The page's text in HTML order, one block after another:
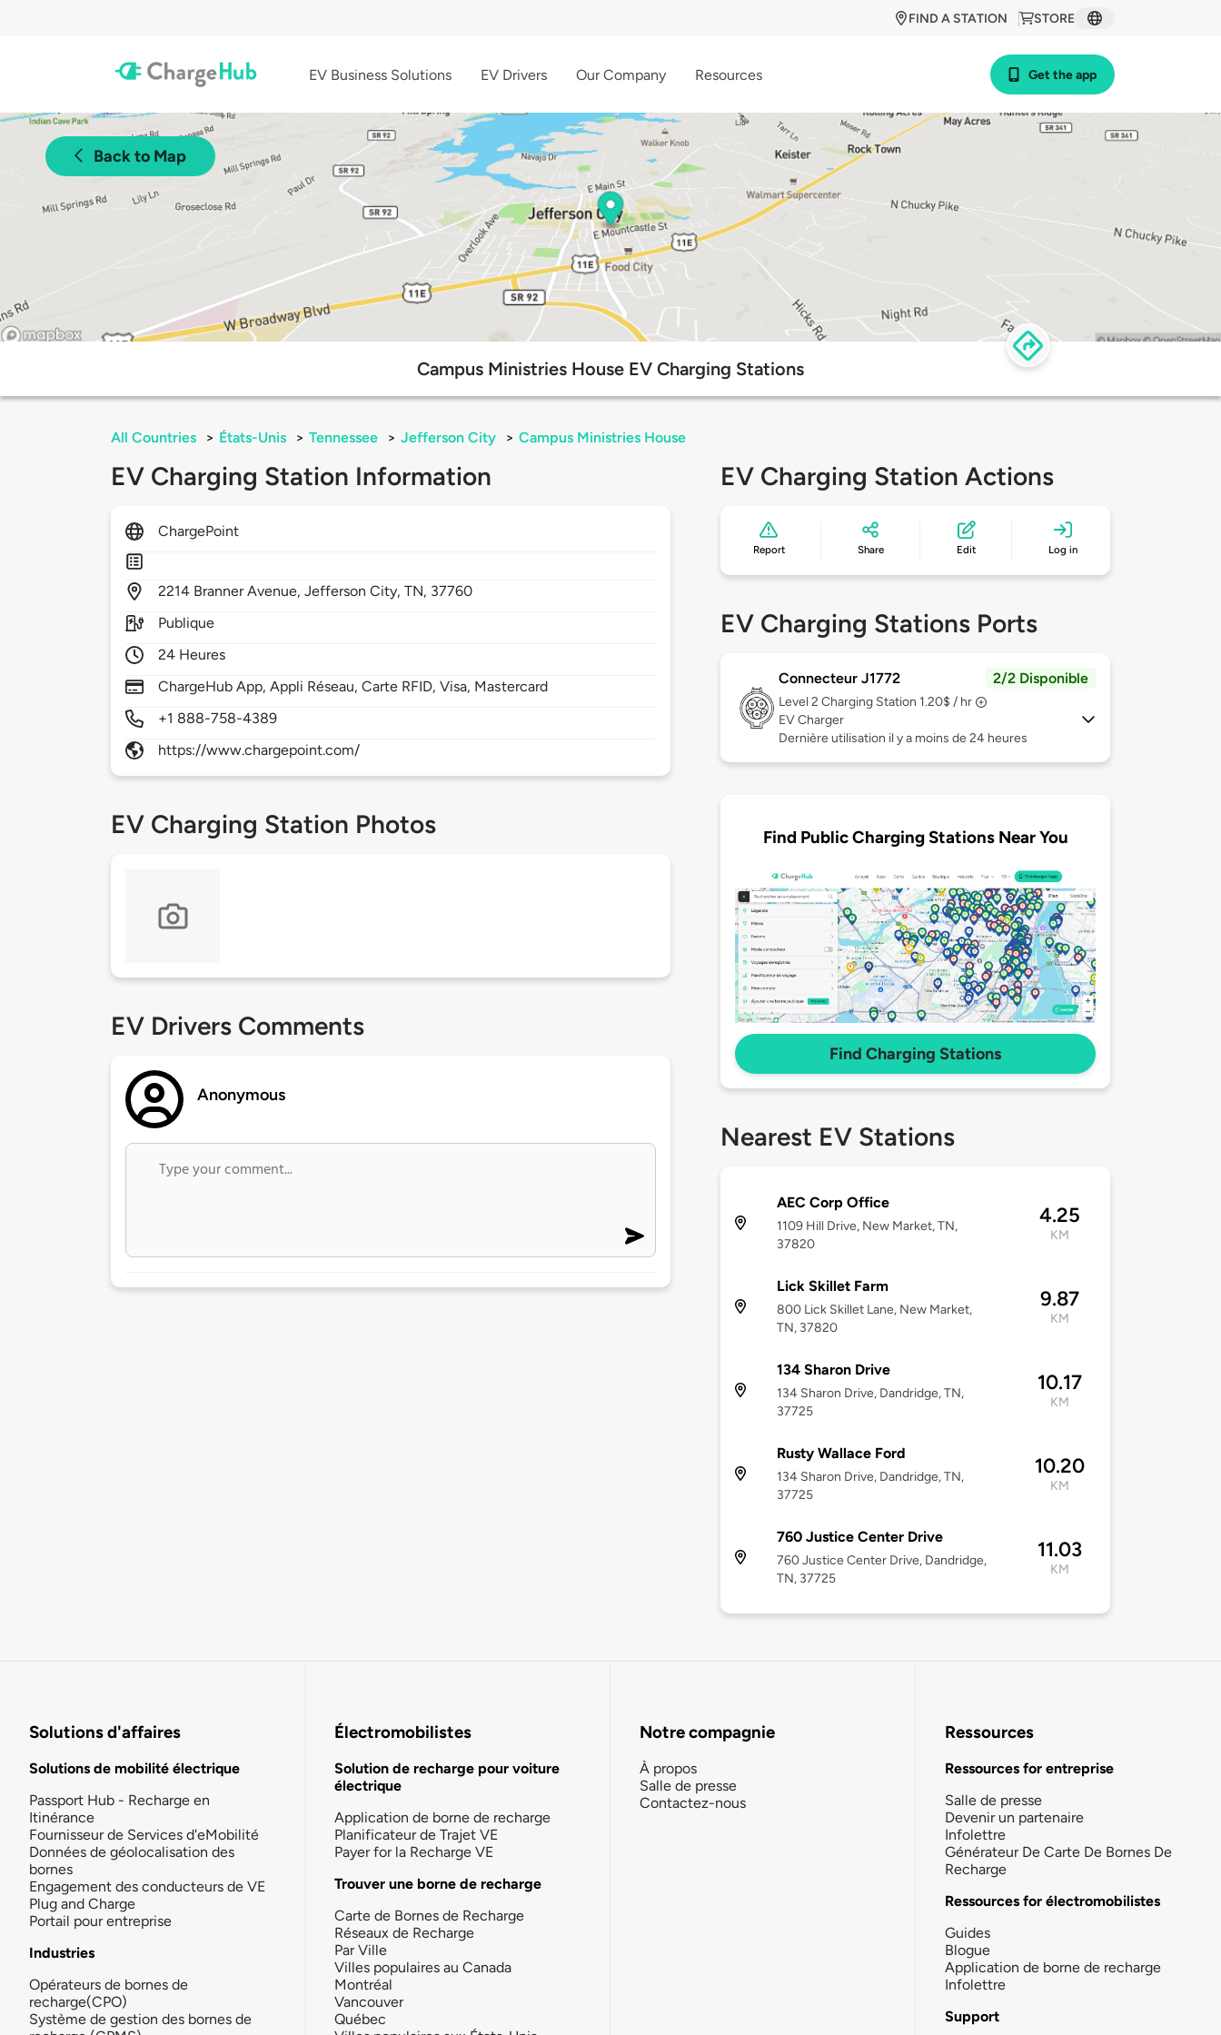
STORE
FIND A STATION
EV Business Solutions EV Drivers Our Company Resources Get the app
Back to Map
Campus Ministries House EV Charging Stations
All Countries > États-Unis > Tennessee > Jefferson City > Campus Ministries House
EV Charging Station Information
ChargePoint
2214 Branner Avenue,Jefferson City,TN, 37760
Publique
24 Heures
ChargeHub App, Appli Réseau, Carte RFID, Visa, Mastercard
+1 888-758-4389
https://www.chargepoint.com/
EV Charging Station Photos
EV Drivers Comments
Anonymous
EV Charging Station Actions
Report Share Edit Log in
EV Charging Stations Ports
Connecteur J1772 2/2 Disponible
Level 2 Charging Station 1.20$ / hr
EV Charger
Dernière utilisation il y a moins de 24 heures
Find Public Charging Stations Near You
Find Charging Stations
Nearest EV Stations
AEC Corp Office
1109 Hill Drive, New Market, TN,
37820
4.25
KM
Lick Skillet Farm
800 Lick Skillet Lane, New Market,
TN, 37820
9.87
KM
134 Sharon Drive
134 Sharon Drive, Dandridge, TN,
37725
10.17
KM
Rusty Wallace Ford
134 Sharon Drive, Dandridge, TN,
37725
10.20
KM
760 Justice Center Drive
760 Justice Center Drive, Dandridge,
TN, 37725
11.03
KM
Solutions d'affaires
Solutions de mobilité électrique
Passport Hub - Recharge en
Itinérance
Fournisseur de Services d'eMobilité
Données de géolocalisation des
bornes
Engagement des conducteurs de VE
Plug and Charge
Portail pour entreprise
Industries
Opérateurs de bornes de
recharge(CPO)
Système de gestion des bornes de
Électromobilistes
Solution de recharge pour voiture
électrique
Application de borne de recharge
Planificateur de Trajet VE
Payer for la Recharge VE
Trouver une borne de recharge
Carte de Bornes de Recharge
Réseaux de Recharge
Par Ville
Villes populaires au Canada
Montréal
Vancouver
Québec
Notre compagnie
À propos
Salle de presse
Contactez-nous
Ressources
Ressources for entreprise
Salle de presse
Devenir un partenaire
Infolettre
Générateur De Carte De Bornes De
Recharge
Ressources for électromobilistes
Guides
Blogue
Application de borne de recharge
Infolettre
Support